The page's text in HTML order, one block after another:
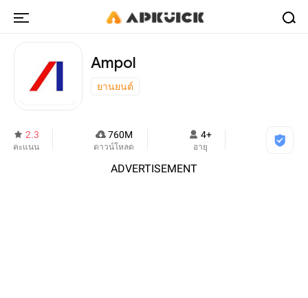
Ampol
ยานยนต์
2.3
คะแนน
760M
ดาวน์โหลด
4+
อายุ
ADVERTISEMENT